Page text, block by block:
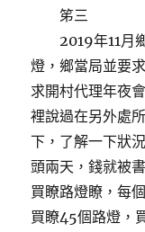
笫三
2019年11月鄉
燈，鄉當局並要
求開村代理年夜
裡說過在另外處
下，了解一下狀
頭兩天，錢就被
買瞭路燈瞭，每
買瞭45個路燈，